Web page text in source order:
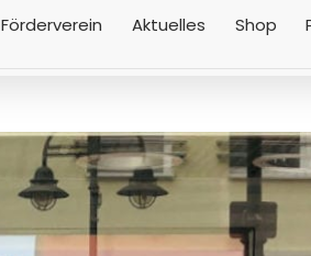
Förderverein Aktuelles Shop